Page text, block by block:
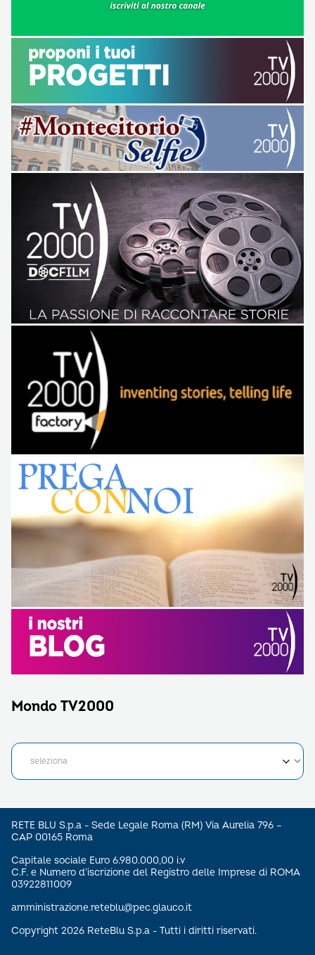
Mondo TV2000
RETE BLU S.p.a - Sede Legale Roma (RM) Via Aurelia 796 –
CAP 00165 Roma
Capitale sociale Euro 6.980.000,00 i.v
C.F. e Numero d’iscrizione del Registro delle Imprese di ROMA
03922811009
amministrazione.reteblu@pec.glauco.it
Copyright 2026 ReteBlu S.p.a - Tutti i diritti riservati.